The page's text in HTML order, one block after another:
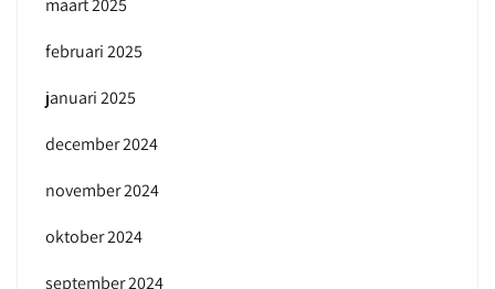
maart 2025
februari 2025
januari 2025
december 2024
november 2024
oktober 2024
september 2024